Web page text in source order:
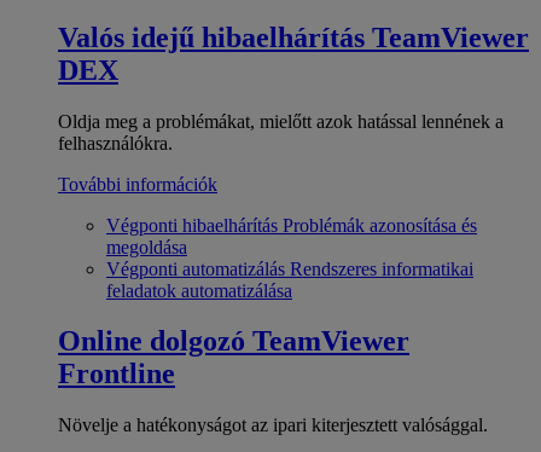
Valós idejű hibaelhárítás TeamViewer
DEX
Oldja meg a problémákat, mielőtt azok hatással lennének a
felhasználókra.
További információk
Végponti hibaelhárítás Problémák azonosítása és
megoldása
Végponti automatizálás Rendszeres informatikai
feladatok automatizálása
Online dolgozó TeamViewer
Frontline
Növelje a hatékonyságot az ipari kiterjesztett valósággal.